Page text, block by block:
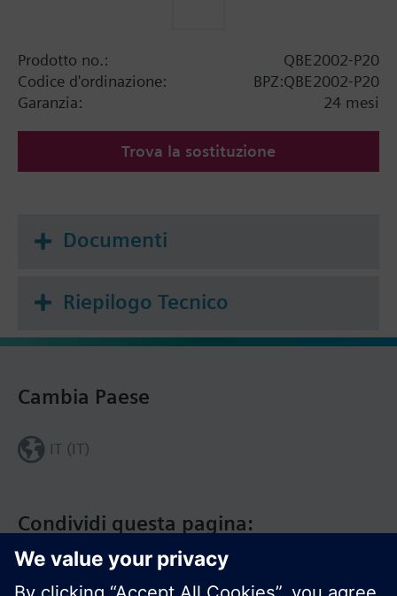
Prodotto no.:
QBE2002-P20
Codice d'ordinazione:
BPZ:QBE2002-P20
Garanzia:
24 mesi
Trova la sostituzione
Documenti
Riepilogo Tecnico
Condividi questa pagina:
Cambia Paese
IT (IT)